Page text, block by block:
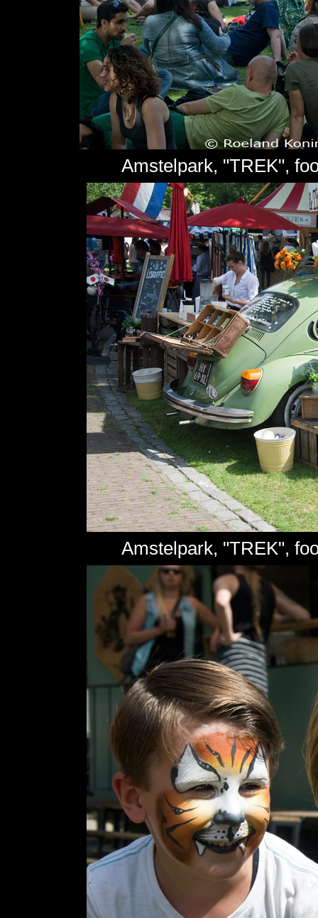
Amstelpark, "TREK",
Amstelpark, "TREK",